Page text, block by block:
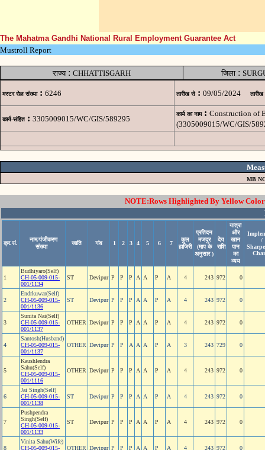
The Mahatma Gandhi National Rural Employment Guarantee Act
Mustroll Report
राज्य: CHHATTISGARH जिला:
मस्टर रोल संख्या : 6246 तारीख से : 09/05/2024 तारीख
कार्य-संहित : 3305009015/WC/GIS/589295
कार्य का नाम : Construction of
(3305009015/WC/GIS/
MB
NOTE:Rows Highlighted By Yellow
क्र.सं.
नाम/पंजीकरण
संख्या
जाति गांव 1 2 3 4 5 6 7
कुल
हाजिरी
प्रतिदन
मजदूर
(माप के
अनुसार )
देय
राशि
यात्रा
और
खान
पान
का
व्यय
/
1
Budhiyaro(Self)
CH-05-009-015-
001/1134
ST Devipur P P P A A P A 4 243 972 0
2
Endrkuwar(Self)
CH-05-009-015-
001/1136
ST Devipur P P P A A P A 4 243 972 0
3
Sunita Nai(Self)
CH-05-009-015-
001/1137
OTHER Devipur P P P A A P A 4 243 972 0
4
Santosh(Husband)
CH-05-009-015-
001/1137
OTHER Devipur P P A A A P A 3 243 729 0
5
Kaushlendra
Sahu(Self)
CH-05-009-015-
001/1116
OTHER Devipur P P P A A P A 4 243 972 0
6
Jai Singh(Self)
CH-05-009-015-
001/1138
ST Devipur P P P A A P A 4 243 972 0
7
Pushpendra
Singh(Self)
CH-05-009-015-
001/1133
ST Devipur P P P A A P A 4 243 972 0
8
Vinita Sahu(Wife)
CH-05-009-015-
OTHER Devipur P P P A A P A 4 243 972 0